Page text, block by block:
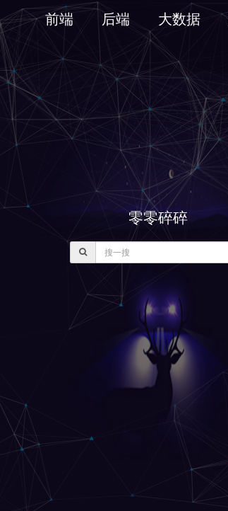
前端 后端 大数据
零零碎碎